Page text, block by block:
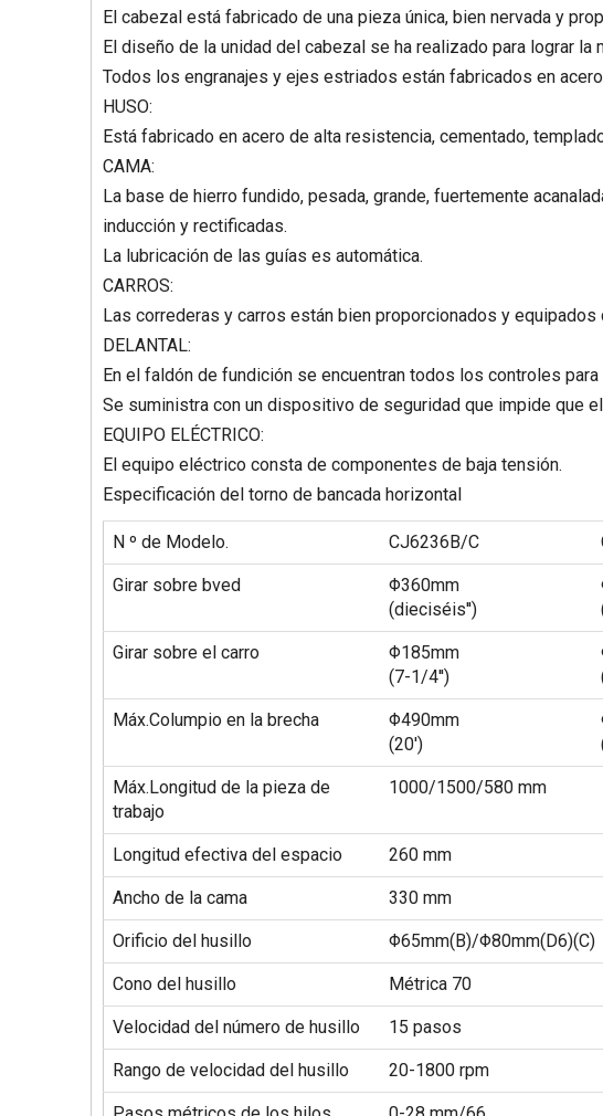
El cabezal está fabricado de una pieza única, bien nervada y
El diseño de la unidad del cabezal se ha realizado para lograr
Todos los engranajes y ejes estriados están fabricados en
HUSO:
Está fabricado en acero de alta resistencia, cementado,
CAMA:
La base de hierro fundido, pesada, grande, fuertemente
inducción y rectificadas.
La lubricación de las guías es automática.
CARROS:
Las correderas y carros están bien proporcionados y
DELANTAL:
En el faldón de fundición se encuentran todos los controles
Se suministra con un dispositivo de seguridad que impide que
EQUIPO ELÉCTRICO:
El equipo eléctrico consta de componentes de baja tensión.
Especificación del torno de bancada horizontal
N º de Modelo. CJ6236B/C
Girar sobre bved
Φ360mm
(dieciséis'')
Girar sobre el carro
Φ185mm
(7-1/4'')
Máx.Columpio en la brecha
Φ490mm
(20')
Máx.Longitud de la pieza de
trabajo
1000/1500/580 mm
Longitud efectiva del espacio 260 mm
Ancho de la cama 330 mm
Orificio del husillo Φ65mm(B)/Φ80mm(D6)(C)
Cono del husillo Métrica 70
Velocidad del número de husillo 15 pasos
Rango de velocidad del husillo 20-1800 rpm